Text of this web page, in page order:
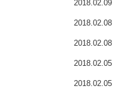
2018.02.09
2018.02.08
2018.02.08
2018.02.05
2018.02.05